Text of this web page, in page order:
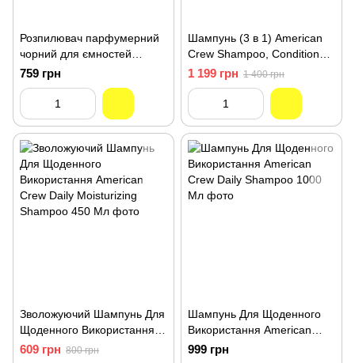
Розпилювач парфумерний
чорний для ємностей
Immortal 430ML NYC-1000
759 грн
Шампунь (3 в 1) American
Crew Shampoo, Conditioner
and Body Wash Tea Tree
1000 мл
1 199 грн 1 400 грн
Зволожуючий Шампунь Для
Щоденного Використання
American Crew Daily
609 грн 800 грн
Шампунь Для Щоденного
Використання American
Crew Daily Shampoo 1000
999 грн